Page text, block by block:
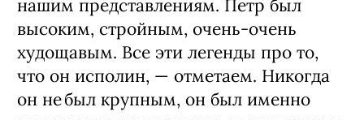
нашим представлениям. Петр был
высоким, стройным, очень-­очень
худощавым. Все эти легенды про то,
что он исполин, — ​отметаем. Никогда
он не был крупным, он был именно